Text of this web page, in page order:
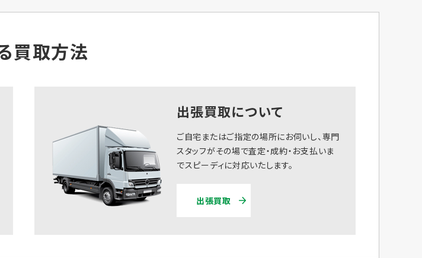
買取方法
出張買取について
ご自宅またはご指定の場所にお伺いし、専門
スタッフがその場で査定・成約・お支払いま
でスピーディに対応いたします。
出張買取